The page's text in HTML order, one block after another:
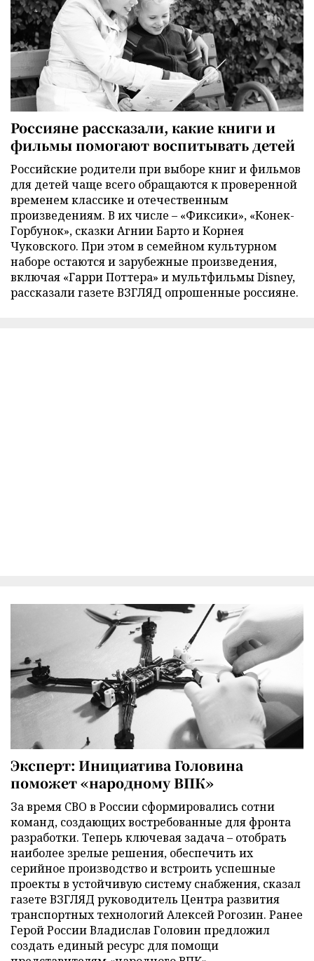
Россияне рассказали, какие книги и
фильмы помогают воспитывать детей
Российские родители при выборе книг и фильмов
для детей чаще всего обращаются к проверенной
временем классике и отечественным
произведениям. В их числе – «Фиксики», «Конек-
Горбунок», сказки Агнии Барто и Корнея
Чуковского. При этом в семейном культурном
наборе остаются и зарубежные произведения,
включая «Гарри Поттера» и мультфильмы Disney,
рассказали газете ВЗГЛЯД опрошенные россияне.
Эксперт: Инициатива Головина
поможет «народному ВПК»
За время СВО в России сформировались сотни
команд, создающих востребованные для фронта
разработки. Теперь ключевая задача – отобрать
наиболее зрелые решения, обеспечить их
серийное производство и встроить успешные
проекты в устойчивую систему снабжения, сказал
газете ВЗГЛЯД руководитель Центра развития
транспортных технологий Алексей Рогозин. Ранее
Герой России Владислав Головин предложил
создать единый ресурс для помощи